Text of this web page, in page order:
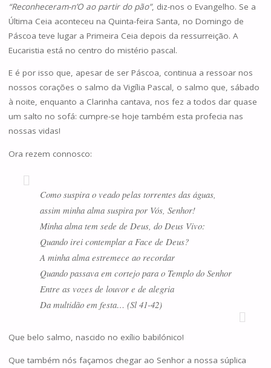
“Reconheceram-n’O ao partir do pão”, diz-nos o Evangelho. Se a
Última Ceia aconteceu na Quinta-feira Santa, no Domingo de
Páscoa teve lugar a Primeira Ceia depois da ressurreição. A
Eucaristia está no centro do mistério pascal.
E é por isso que, apesar de ser Páscoa, continua a ressoar nos
nossos corações o salmo da Vigília Pascal, o salmo que, sábado
à noite, enquanto a Clarinha cantava, nos fez a todos dar quase
um salto no sofá: cumpre-se hoje também esta profecia nas
nossas vidas!
Ora rezem connosco:
Como suspira o veado pelas torrentes das águas,
assim minha alma suspira por Vós, Senhor!
Minha alma tem sede de Deus, do Deus Vivo:
Quando irei contemplar a Face de Deus?
A minha alma estremece ao recordar
Quando passava em cortejo para o Templo do Senhor
Entre as vozes de louvor e de alegria
Da multidão em festa… (Sl 41-42)
Que belo salmo, nascido no exílio babilónico!
Que também nós façamos chegar ao Senhor a nossa súplica